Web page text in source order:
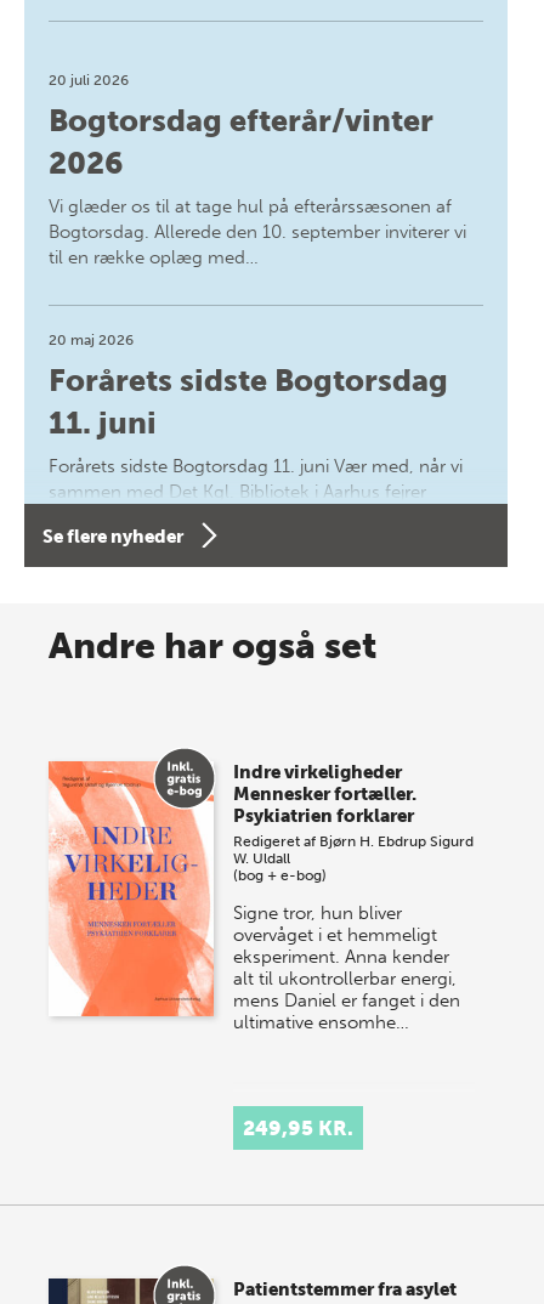
20 juli 2026
Bogtorsdag efterår/vinter
2026
Vi glæder os til at tage hul på efterårssæsonen af
Bogtorsdag. Allerede den 10. september inviterer vi
til en række oplæg med…
20 maj 2026
Forårets sidste Bogtorsdag
11. juni
Forårets sidste Bogtorsdag 11. juni Vær med, når vi
sammen med Det Kgl. Bibliotek i Aarhus fejrer
forfatterne bag vores nyes…
Spar op til 70% til sommer-
store sommer-lagersalg, så sæt kryds i kalenderen
onsdag den 10. j…
Se flere nyheder
Andre har også set
Indre virkeligheder
Mennesker fortæller.
Psykiatrien forklarer
Redigeret af Bjørn H. Ebdrup Sigurd
W. Uldall
(bog + e-bog)
Signe tror, hun bliver
overvåget i et hemmeligt
eksperiment. Anna kender
alt til ukontrollerbar energi,
mens Daniel er fanget i den
ultimative ensomhe…
249,95 KR.
Patientstemmer fra asylet